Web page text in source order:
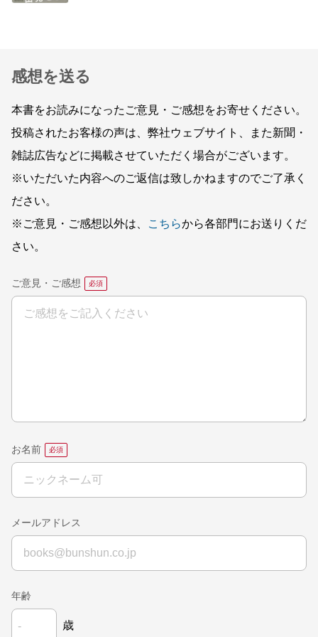
感想を送る
本書をお読みになったご意見・ご感想をお寄せください。
投稿されたお客様の声は、弊社ウェブサイト、また新聞・
雑誌広告などに掲載させていただく場合がございます。
※いただいた内容へのご返信は致しかねますのでご了承く
ださい。
※ご意見・ご感想以外は、
こちらから各部門にお送りくだ
さい。
ご意見・ご感想
お名前
メールアドレス
年齢
歳